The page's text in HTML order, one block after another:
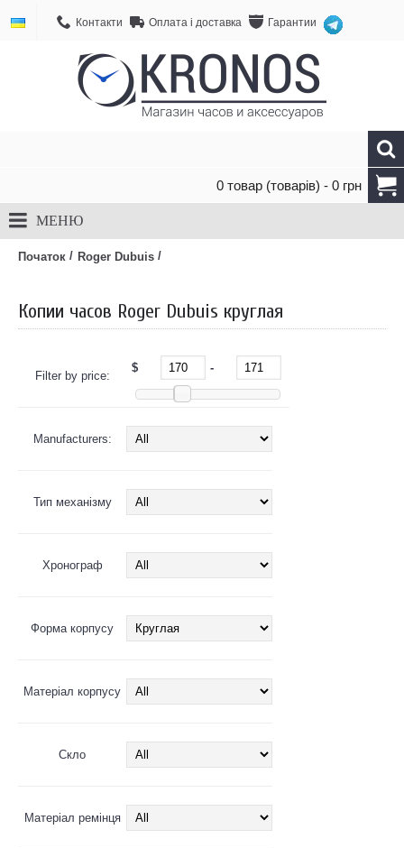
Контакти Оплата і доставка Гарантии
0 товар (товарів) - 0 грн
МЕНЮ
Початок / Roger Dubuis /
Копии часов Roger Dubuis круглая
Filter by price:
$ -
Manufacturers:
Тип механізму
Хронограф
Форма корпусу
Матеріал корпусу
Скло
Матеріал ремінця